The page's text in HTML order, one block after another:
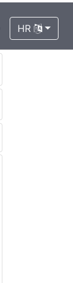
HR